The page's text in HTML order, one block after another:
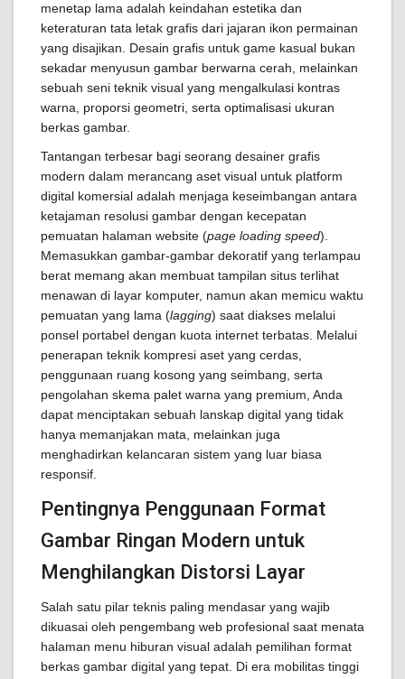
menetap lama adalah keindahan estetika dan
keteraturan tata letak grafis dari jajaran ikon permainan
yang disajikan. Desain grafis untuk game kasual bukan
sekadar menyusun gambar berwarna cerah, melainkan
sebuah seni teknik visual yang mengalkulasi kontras
warna, proporsi geometri, serta optimalisasi ukuran
berkas gambar.
Tantangan terbesar bagi seorang desainer grafis
modern dalam merancang aset visual untuk platform
digital komersial adalah menjaga keseimbangan antara
ketajaman resolusi gambar dengan kecepatan
pemuatan halaman website (page loading speed).
Memasukkan gambar-gambar dekoratif yang terlampau
berat memang akan membuat tampilan situs terlihat
menawan di layar komputer, namun akan memicu waktu
pemuatan yang lama (lagging) saat diakses melalui
ponsel portabel dengan kuota internet terbatas. Melalui
penerapan teknik kompresi aset yang cerdas,
penggunaan ruang kosong yang seimbang, serta
pengolahan skema palet warna yang premium, Anda
dapat menciptakan sebuah lanskap digital yang tidak
hanya memanjakan mata, melainkan juga
menghadirkan kelancaran sistem yang luar biasa
responsif.
Pentingnya Penggunaan Format
Gambar Ringan Modern untuk
Menghilangkan Distorsi Layar
Salah satu pilar teknis paling mendasar yang wajib
dikuasai oleh pengembang web profesional saat menata
halaman menu hiburan visual adalah pemilihan format
berkas gambar digital yang tepat. Di era mobilitas tinggi